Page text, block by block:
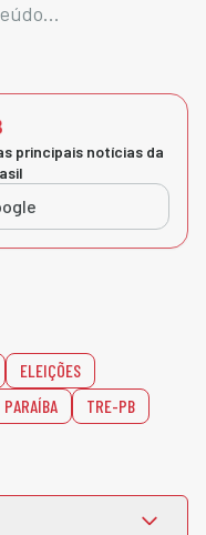
principais notícias da
ELEIÇÕES
PARAÍBA
TRE-PB